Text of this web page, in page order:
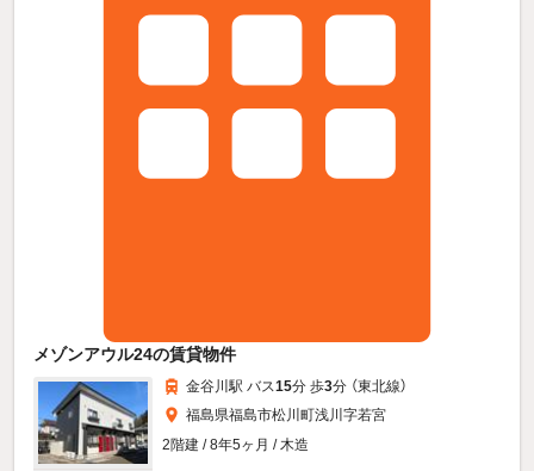
メゾンアウル24の賃貸物件
金谷川駅 バス15分 歩3分 （東北線）
福島県福島市松川町浅川字若宮
2階建 / 8年5ヶ月 / 木造